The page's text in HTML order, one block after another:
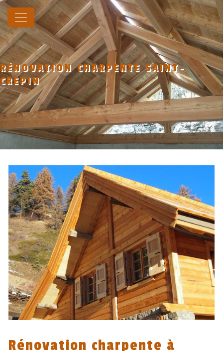
Panneau de gestion des cookies
RÉNOVATION CHARPENTE SAINT-
CREPIN
Rénovation charpente à